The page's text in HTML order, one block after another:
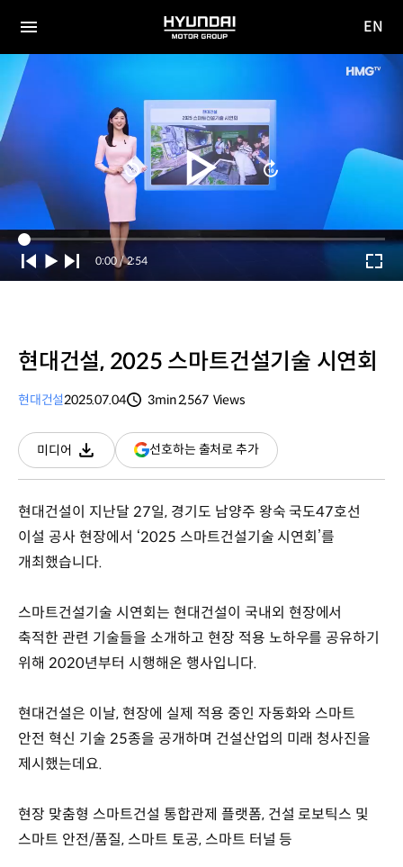
전체
HYUNDAI
MOTOR
사이
EN
Current
Time
0:00 / Duration
2:54
현대건설, 2025 스마트건설기술 시연회
현대건설2025.07.04
3min2,567 Views
미디어
다운로드
선호하는 출처로 추가(새
창
현대건설이 지난달 27일, 경기도 남양주 왕숙 국도47호선
이설 공사 현장에서 ‘2025 스마트건설기술 시연회’를
개최했습니다.
스마트건설기술 시연회는 현대건설이 국내외 현장에서
축적한 관련 기술들을 소개하고 현장 적용 노하우를 공유하기
위해 2020년부터 시행해온 행사입니다.
현대건설은 이날, 현장에 실제 적용 중인 자동화와 스마트
안전 혁신 기술 25종을 공개하며 건설산업의 미래 청사진을
제시했는데요.
현장 맞춤형 스마트건설 통합관제 플랫폼, 건설 로보틱스 및
스마트 안전/품질, 스마트 토공, 스마트 터널 등